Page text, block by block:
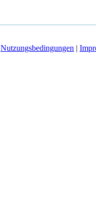
Nutzungsbedingungen |